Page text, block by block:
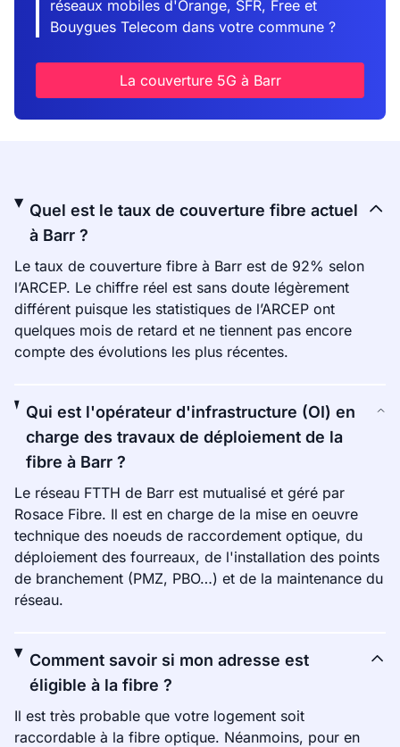
réseaux mobiles d'Orange, SFR, Free et
Bouygues Telecom dans votre commune ?
La couverture 5G à Barr
Quel est le taux de couverture fibre actuel
à Barr ?
Le taux de couverture fibre à Barr est de 92% selon
l’ARCEP. Le chiffre réel est sans doute légèrement
différent puisque les statistiques de l’ARCEP ont
quelques mois de retard et ne tiennent pas encore
compte des évolutions les plus récentes.
Qui est l'opérateur d'infrastructure (OI) en
charge des travaux de déploiement de la
fibre à Barr ?
Le réseau FTTH de Barr est mutualisé et géré par
Rosace Fibre. Il est en charge de la mise en oeuvre
technique des noeuds de raccordement optique, du
déploiement des fourreaux, de l'installation des points
de branchement (PMZ, PBO…) et de la maintenance du
réseau.
Comment savoir si mon adresse est
éligible à la fibre ?
Il est très probable que votre logement soit
raccordable à la fibre optique. Néanmoins, pour en